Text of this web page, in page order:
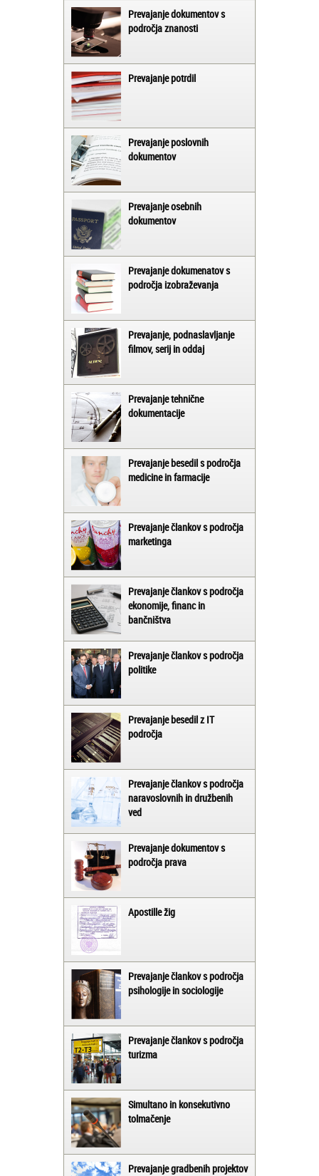
Prevajanje dokumentov s
področja znanosti
Prevajanje potrdil
Prevajanje poslovnih
dokumentov
Prevajanje osebnih
dokumentov
Prevajanje dokumenatov s
področja izobraževanja
Prevajanje, podnaslavljanje
filmov, serij in oddaj
Prevajanje tehnične
dokumentacije
Prevajanje besedil s področja
medicine in farmacije
Prevajanje člankov s področja
marketinga
Prevajanje člankov s področja
ekonomije, financ in
bančništva
Prevajanje člankov s področja
politike
Prevajanje besedil z IT
področja
Prevajanje člankov s področja
naravoslovnih in družbenih
ved
Prevajanje dokumentov s
področja prava
Apostille žig
Prevajanje člankov s področja
psihologije in sociologije
Prevajanje člankov s področja
turizma
Simultano in konsekutivno
tolmačenje
Prevajanje gradbenih projektov